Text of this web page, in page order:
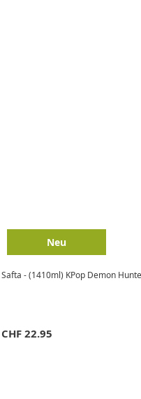
Neu
Safta - (1410ml) KPop Demon
CHF 22.95